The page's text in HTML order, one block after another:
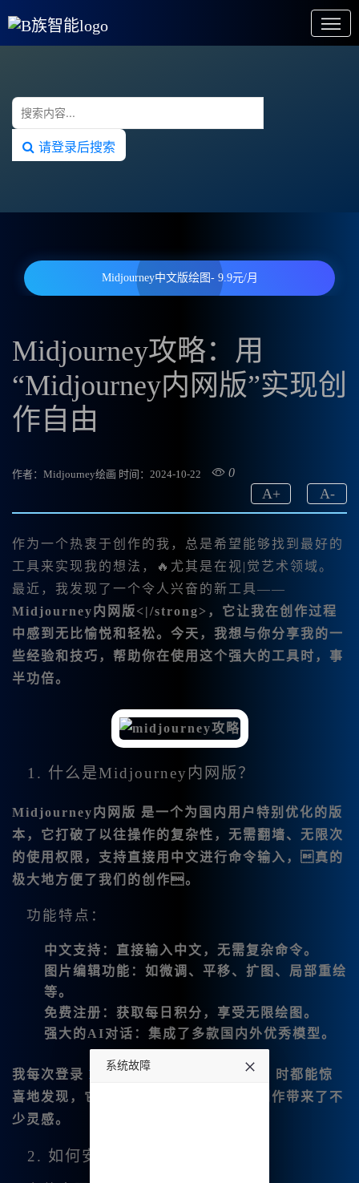
请登录后搜索
Midjourney中文版绘图- 9.9元/月
Midjourney攻略：用
“Midjourney内网版”实现创
作自由
作者：Midjourney绘画 时间：2024-10-22 0
A-
A+
作为一个热衷于创作的我，总是希望能够找到最好的
工具来实现我的想法，🔥尤其是在视|觉艺术领域。
最近，我发现了一个令人兴奋的新工具——
Midjourney内网版<|/strong>，它让我在创作过程
中感到无比愉悦和轻松。今天，我想与你分享我的一
些经验和技巧，帮助你在使用这个强大的工具时，事
半功倍。
1. 什么是Midjourney内网版？
Midjourney内网版 是一个为国内用户特别优化的版
本，它打破了以往操作的复杂性，无需翻墙、无限次
的使用权限，支持直接用中文进行命令输入，真的
极大地方便了我们的创作。
功能特点：
中文支持 ：直接输入中文，无需复杂命令。
图片编辑功能 ：如微调、平移、扩图、局部重绘
等。
免费注册 ：获取每日积分，享受无限绘图。
强大的AI对话 ：集成了多款国内外优秀模型。
我每次登录 Midjo👍urney中文版网站
时都能惊
喜地发现，它的功能不断更新，给我的创作带来了不
少灵感。
2. 如何安装Midjourney内网版？
系统故障